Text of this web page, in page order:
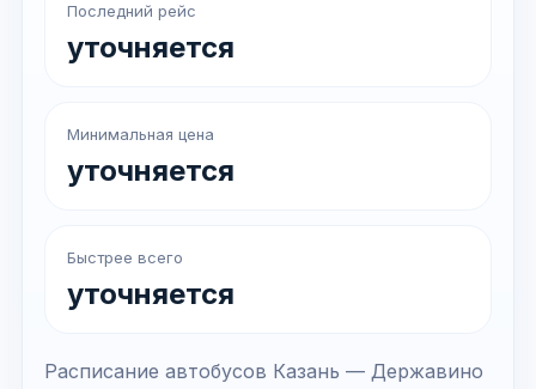
Последний рейс
уточняется
Минимальная цена
уточняется
Быстрее всего
уточняется
Расписание автобусов Казань — Державино